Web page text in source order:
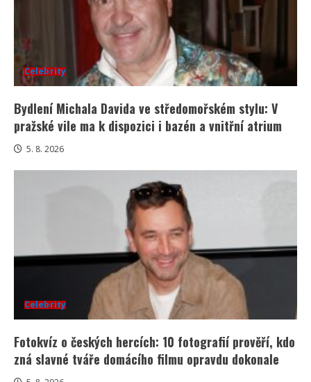
Celebrity
Bydlení Michala Davida ve středomořském stylu: V
pražské vile ma k dispozici i bazén a vnitřní atrium
5. 8. 2026
Celebrity
Fotokvíz o českých hercích: 10 fotografií prověří, kdo
zná slavné tváře domácího filmu opravdu dokonale